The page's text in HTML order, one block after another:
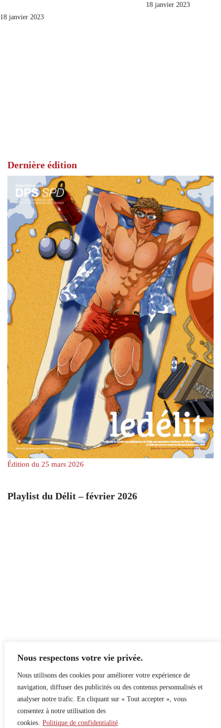
Nous respectons votre vie privée.
Nous utilisons des cookies pour améliorer votre expérience de
navigation, diffuser des publicités ou des contenus personnalisés et
analyser notre trafic. En cliquant sur « Tout accepter », vous
consentez à notre utilisation des
cookies. Politique de confidentialité
18 janvier 2023
18 janvier 2023
Dernière édition
Édition du 25 mars 2026
Playlist du Délit – février 2026